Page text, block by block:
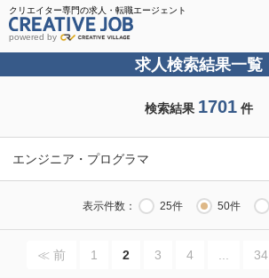
クリエイター専門の求人・転職エージェント
powered by
求人検索結果一覧
検索結果 1701 件
エンジニア・プログラマ
表示件数： 25件 50件
≪ 前 1 2 3 4 34